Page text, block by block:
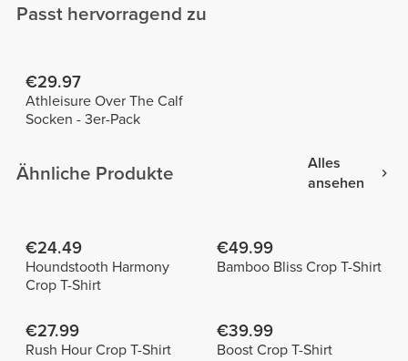
Passt hervorragend zu
€29.97
Athleisure Over The Calf
Socken - 3er-Pack
Ähnliche Produkte
Alles
ansehen
€24.49
Houndstooth Harmony
Crop T-Shirt
€49.99
Bamboo Bliss Crop T-Shirt
€27.99
Rush Hour Crop T-Shirt
€39.99
Boost Crop T-Shirt